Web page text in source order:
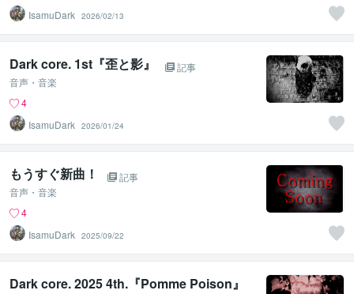
IsamuDark 2026/02/13
Dark core. 1st『歪と影』
記事
音声・音楽
4
IsamuDark 2026/01/24
もうすぐ新曲！
記事
音声・音楽
4
IsamuDark 2025/09/22
Dark core. 2025 4th.『Pomme Poison』